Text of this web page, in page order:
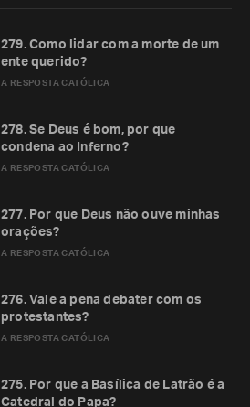
A RESPOSTA CATÓLICA
279. Como lidar com a morte de um
ente querido?
A RESPOSTA CATÓLICA
278. Se Deus é bom, por que
condena ao Inferno?
A RESPOSTA CATÓLICA
277. Por que Deus não ouve minhas
orações?
A RESPOSTA CATÓLICA
276. Vale a pena debater com os
protestantes?
275. Por que a Basílica de Latrão é a
Catedral do Papa?